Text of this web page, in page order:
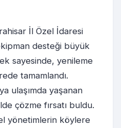
İl Özel İdaresi
desteği büyük
sayesinde, yenileme
tamamlandı.
ulaşımda yaşanan
çözme fırsatı buldu.
yönetimlerin köylere